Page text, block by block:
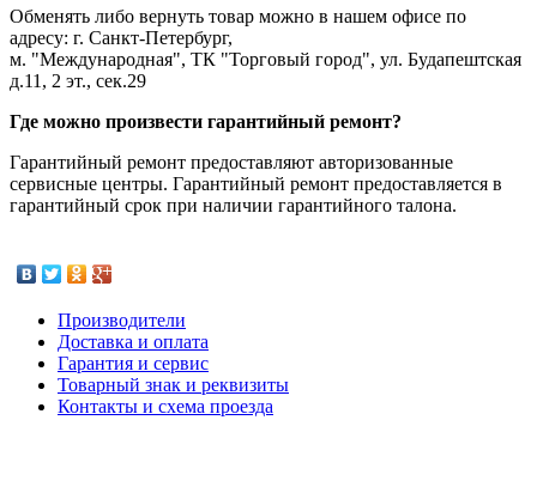
Обменять либо вернуть товар можно в нашем офисе по
адресу: г. Санкт-Петербург,
м. "Международная", ТК "Торговый город", ул. Будапештская
д.11, 2 эт., сек.29
Где можно произвести гарантийный ремонт?
Гарантийный ремонт предоставляют авторизованные
сервисные центры. Гарантийный ремонт предоставляется в
гарантийный срок при наличии гарантийного талона.
Производители
Доставка и оплата
Гарантия и сервис
Товарный знак и реквизиты
Контакты и схема проезда